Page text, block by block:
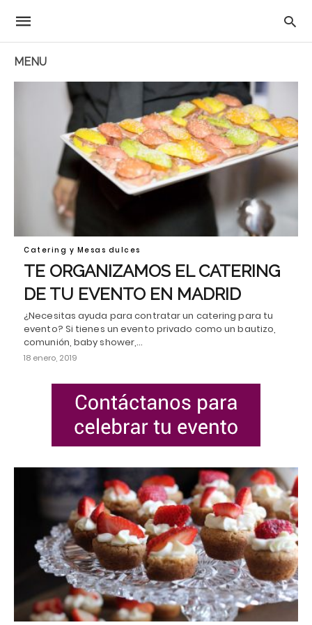
MENU
Catering y Mesas dulces
TE ORGANIZAMOS EL CATERING
DE TU EVENTO EN MADRID
¿Necesitas ayuda para contratar un catering para tu
evento? Si tienes un evento privado como un bautizo,
comunión, baby shower,…
18 enero, 2019